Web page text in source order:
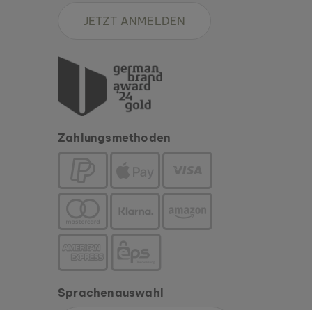
JETZT ANMELDEN
Zahlungsmethoden
Sprachenauswahl